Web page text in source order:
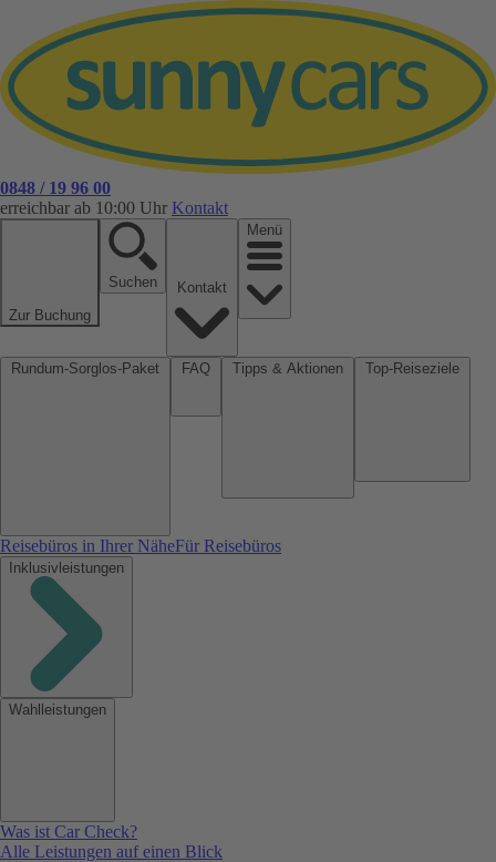
0848 / 19 96 00
erreichbar ab 10:00 Uhr Kontakt
Zur Buchung
Suchen
Menü
Reisebüros in Ihrer NäheFür Reisebüros
Inklusivleistungen
Wahlleistungen
Was ist Car Check?
Alle Leistungen auf einen Blick